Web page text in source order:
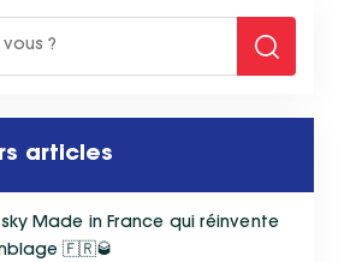
articles
Made in France qui réinvente
🇫🇷🥃